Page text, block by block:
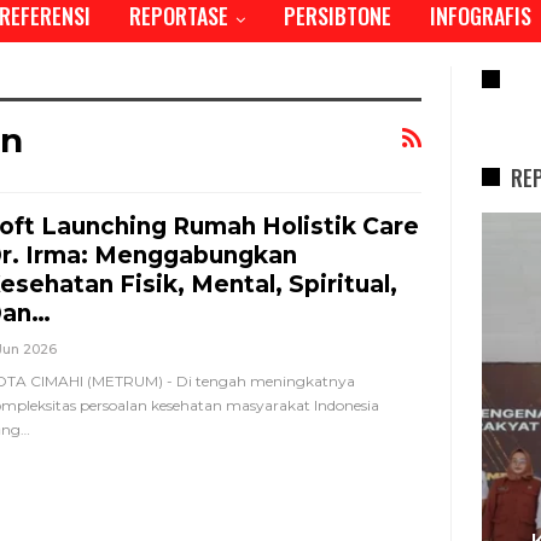
REFERENSI REPORTASE PERSIBTONE INFOGRAFIS
Launching Rumah Holistik Care
Irma: Menggabungkan
Fisik, Mental, Spiritual,
2026
CIMAHI (METRUM) - Di tengah meningkatnya
persoalan kesehatan masyarakat Indonesia
REPORTASE